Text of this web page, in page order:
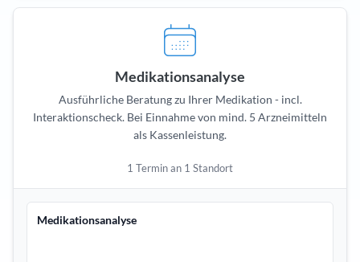
Medikationsanalyse
Ausführliche Beratung zu Ihrer Medikation - incl.
Interaktionscheck. Bei Einnahme von mind. 5 Arzneimitteln
als Kassenleistung.
1 Termin an 1 Standort
Medikationsanalyse